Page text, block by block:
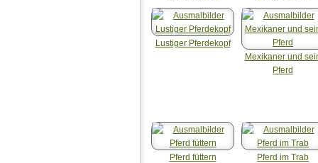
Lustiger Pferdekopf
Mexikaner und
Pferd
Pferd füttern Pferd im Trab